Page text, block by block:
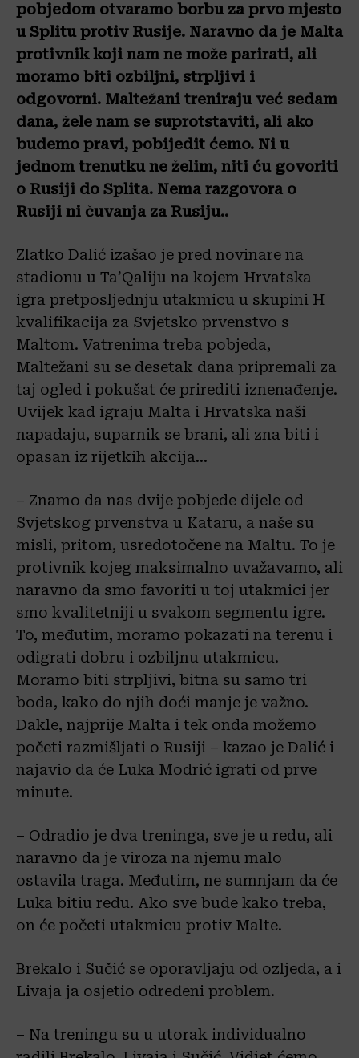
pobjedom otvaramo borbu za prvo mjesto
u Splitu protiv Rusije. Naravno da je Malta
protivnik koji nam ne može parirati, ali
moramo biti ozbiljni, strpljivi i
odgovorni. Maltežani treniraju već sedam
dana, žele nam se suprotstaviti, ali ako
budemo pravi, pobijedit ćemo. Ni u
jednom trenutku ne želim, niti ću govoriti
o Rusiji do Splita. Nema razgovora o
Rusiji ni čuvanja za Rusiju..
Zlatko Dalić izašao je pred novinare na
stadionu u Ta’Qaliju na kojem Hrvatska
igra pretposljednju utakmicu u skupini H
kvalifikacija za Svjetsko prvenstvo s
Maltom. Vatrenima treba pobjeda,
Maltežani su se desetak dana pripremali za
taj ogled i pokušat će prirediti iznenađenje.
Uvijek kad igraju Malta i Hrvatska naši
napadaju, suparnik se brani, ali zna biti i
opasan iz rijetkih akcija…
– Znamo da nas dvije pobjede dijele od
Svjetskog prvenstva u Kataru, a naše su
misli, pritom, usredotočene na Maltu. To je
protivnik kojeg maksimalno uvažavamo, ali
naravno da smo favoriti u toj utakmici jer
smo kvalitetniji u svakom segmentu igre.
To, međutim, moramo pokazati na terenu i
odigrati dobru i ozbiljnu utakmicu.
Moramo biti strpljivi, bitna su samo tri
boda, kako do njih doći manje je važno.
Dakle, najprije Malta i tek onda možemo
početi razmišljati o Rusiji – kazao je Dalić i
najavio da će Luka Modrić igrati od prve
minute.
– Odradio je dva treninga, sve je u redu, ali
naravno da je viroza na njemu malo
ostavila traga. Međutim, ne sumnjam da će
Luka bitiu redu. Ako sve bude kako treba,
on će početi utakmicu protiv Malte.
Brekalo i Sučić se oporavljaju od ozljeda, a i
Livaja ja osjetio određeni problem.
– Na treningu su u utorak individualno